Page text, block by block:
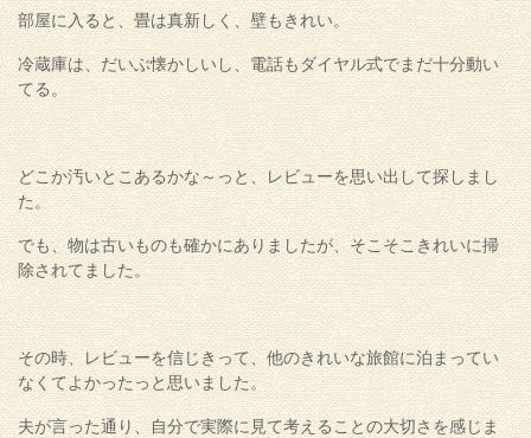
部屋に入ると、畳は真新しく、壁もきれい。
冷蔵庫は、だいぶ懐かしいし、電話もダイヤル式でまだ十分動い
てる。
どこか汚いとこあるかな～っと、レビューを思い出して探しまし
た。
でも、物は古いものも確かにありましたが、そこそこきれいに掃
除されてました。
その時、レビューを信じきって、他のきれいな旅館に泊まってい
なくてよかったっと思いました。
夫が言った通り、自分で実際に見て考えることの大切さを感じま